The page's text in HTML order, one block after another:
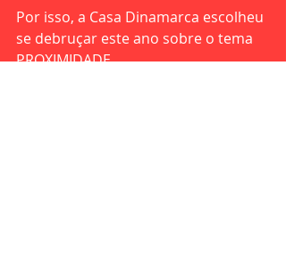
Por isso, a Casa Dinamarca escolheu
se debruçar este ano sobre o tema
PROXIMIDADE.